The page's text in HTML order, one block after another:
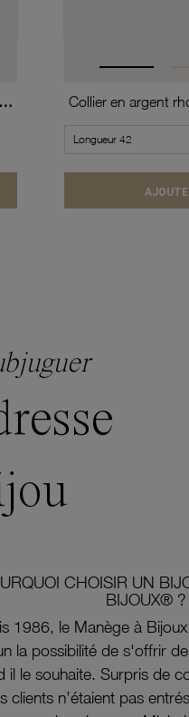
Montre, boîte acier, bracelet silicone, verre minéral, kids
CHOISIR UN
BIJOUX® ?
1986, le Manège à
la possibilité de s'offrir
il le souhaite. Surpris de
clients n’étaient pas